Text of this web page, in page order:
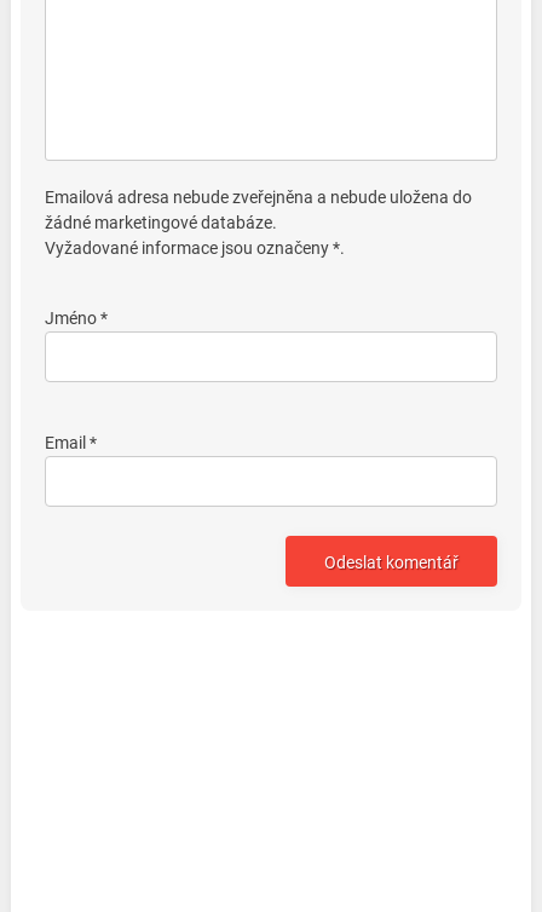
Emailová adresa nebude zveřejněna a nebude uložena do
žádné marketingové databáze.
Vyžadované informace jsou označeny *.
Jméno *
Email *